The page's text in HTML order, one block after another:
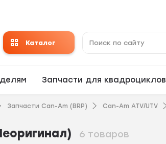
Каталог
Запчасти для квадроциклов
Запчасти Can-Am (BRP) Can-Am ATV/UTV
6 товаров